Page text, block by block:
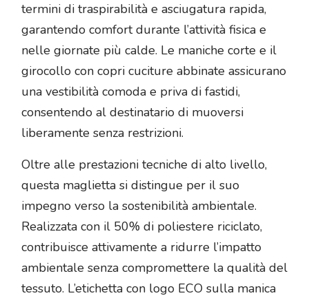
termini di traspirabilità e asciugatura rapida,
garantendo comfort durante l’attività fisica e
nelle giornate più calde. Le maniche corte e il
girocollo con copri cuciture abbinate assicurano
una vestibilità comoda e priva di fastidi,
consentendo al destinatario di muoversi
liberamente senza restrizioni.
Oltre alle prestazioni tecniche di alto livello,
questa maglietta si distingue per il suo
impegno verso la sostenibilità ambientale.
Realizzata con il 50% di poliestere riciclato,
contribuisce attivamente a ridurre l’impatto
ambientale senza compromettere la qualità del
tessuto. L’etichetta con logo ECO sulla manica